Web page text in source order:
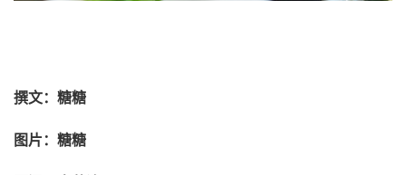
撰文：糖糖
图片：糖糖